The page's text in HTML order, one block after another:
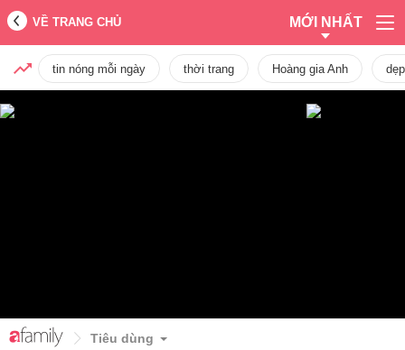
VỀ TRANG CHỦ MỚI NHẤT
tin nóng mỗi ngày thời trang Hoàng gia Anh dẹp
Tiêu dùng